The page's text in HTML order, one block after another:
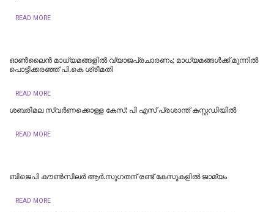
READ MORE
ഓൺലൈൻ മാധ്യമങ്ങളിൽ വ്യാജപ്രചാരണം; മാധ്യമങ്ങൾക്ക് മുന്നിൽ
പൊട്ടിക്കരഞ്ഞ് പി.കെ ശ്രീമതി
READ MORE
ശബരിമല സ്വര്‍ണക്കൊള്ള കേസ്: പി എസ് പ്രശാന്ത് കസ്റ്റഡിയില്‍
READ MORE
ബിജെപി കൗണ്‍സിലര്‍ ആര്‍.സുഗതന് രണ്ട് കേസുകളില്‍ ജാമ്യം
READ MORE